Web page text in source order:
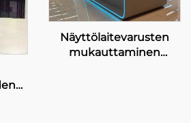
Näyttölaitevarusten
mukauttaminen